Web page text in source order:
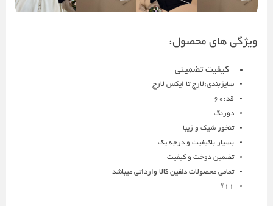
ویژگی های محصول:
کیفیت تضمینی
سایزبندی:لارج تا ایکس لارج
قد:۶۰
دورنگ
تنخور شیک و زیبا
بسیار باکیفیت و درجه یک
تضمین دوخت و کیفیت
تمامی محصولات دلفین کالا وارداتی میباشد
#11